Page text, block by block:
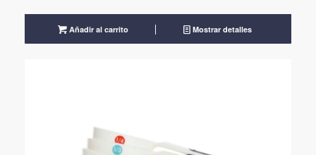
original
era:
actual
es:
Añadir al carrito Mostrar detalles